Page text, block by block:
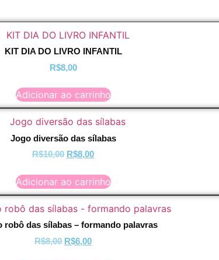
KIT DIA DO LIVRO INFANTIL
R$8,00
Adicionar ao carrinho
Jogo diversão das sílabas
R$10,00 O
original
era:
R$10,00.
R$8,00O
atual
é:
R$8,00.
Adicionar ao carrinho
robô das sílabas – formando palavras
R$8,00 O
R$6,00O